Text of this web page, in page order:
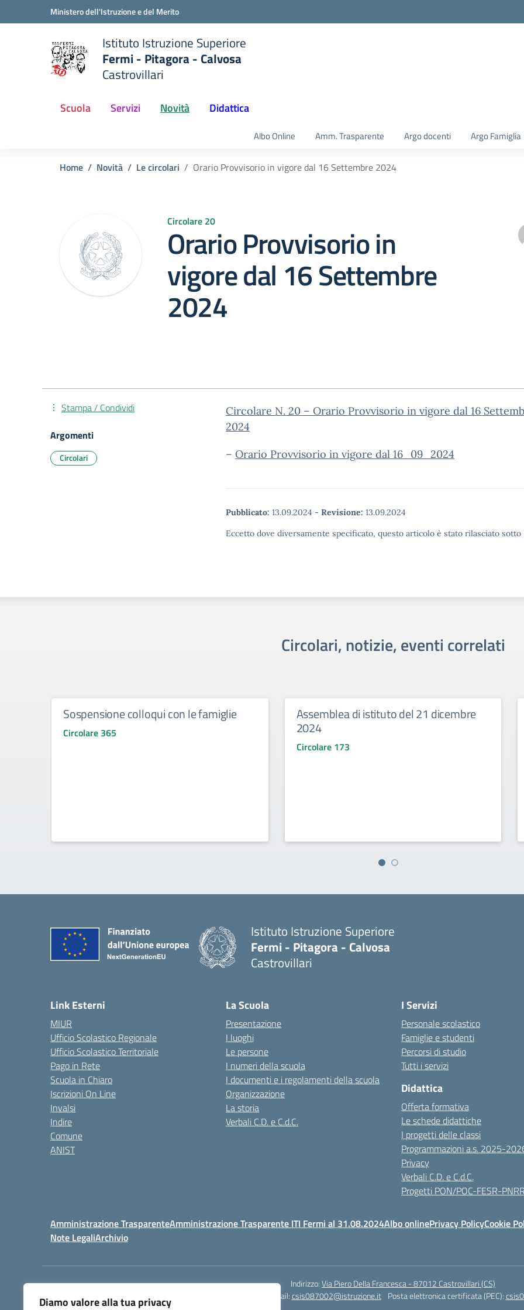
Diamo valore alla tua privacy
Vai ai contenuti
Vai al menu di navigazioneMinistero dell'Istruzione e del Merito
Istituto Istruzione Superiore
Fermi - Pitagora - Calvosa
Castrovillari
Scuola Servizi Novità Didattica
Albo Online Amm. Trasparente Argo docenti Argo Famiglia
Home Novità Le circolari Orario Provvisorio in vigore dal 16 Settembre 2024
Circolare 20
Orario Provvisorio in
vigore dal 16 Settembre
2024
Circolare N. 20 – Orario Provvisorio in vigore dal 16
2024
– Orario Provvisorio in vigore dal 16_09_2024
Pubblicato: 13.09.2024 - Revisione: 13.09.2024
Eccetto dove diversamente specificato, questo articolo è stato rilasciato
Stampa / Condividi
Argomenti
Circolari
Circolari, notizie, eventi correlati
Sospensione colloqui con le famiglie
Circolare 365
Assemblea di istituto del 21 dicembre
2024
Circolare 173
Istituto Istruzione Superiore
Fermi - Pitagora - Calvosa
Castrovillari
Link Esterni
MIUR
Ufficio Scolastico Regionale
Ufficio Scolastico Territoriale
Pago in Rete
Scuola in Chiaro
Iscrizioni On Line
Invalsi
Indire
Comune
ANIST
La Scuola
Presentazione
I luoghi
Le persone
I numeri della scuola
I documenti e i regolamenti della scuola
Organizzazione
La storia
Verbali C.D. e C.d.C.
I Servizi
Personale scolastico
Famiglie e studenti
Percorsi di studio
Tutti i servizi
Didattica
Offerta formativa
Le schede didattiche
I progetti delle classi
Programmazioni a.s. 2025-
Privacy
Verbali C.D. e C.d.C.
Progetti PON/POC-FESR-
Amministrazione TrasparenteAmministrazione Trasparente ITI Fermi al 31.08.2024Albo onlinePrivacy PolicyCookie
Note LegaliArchivio
Indirizzo:Via Piero Della Francesca - 87012 Castrovillari (CS)
Email:csis087002@istruzione.it Posta elettronica certificata (PEC):